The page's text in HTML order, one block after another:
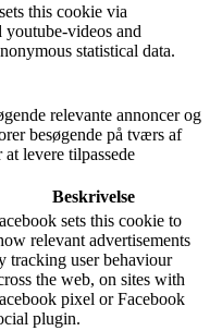
this cookie via
youtube-videos and
statistical data.
relevante annoncer og
besøgende på tværs af
levere tilpassede
Beskrivelse
sets this cookie to
relevant advertisements
tracking user behaviour
the web, on sites with
pixel or Facebook
plugin.